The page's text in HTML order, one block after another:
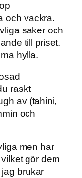
och vackra.
saker och
till priset.
hylla.
raskt
av (tahini,
och
men har
gör dem
brukar